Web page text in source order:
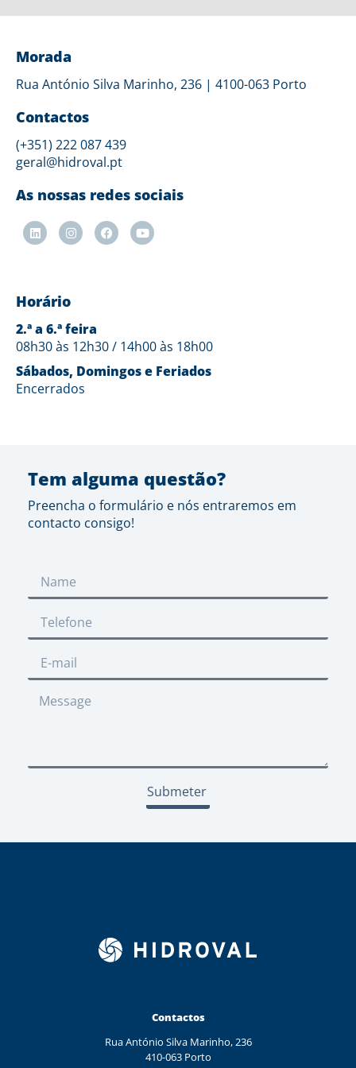
Morada
Rua António Silva Marinho, 236 | 4100-063 Porto
Contactos
(+351) 222 087 439
geral@hidroval.pt
As nossas redes sociais
Horário
2.ª a 6.ª feira
08h30 às 12h30 / 14h00 às 18h00
Sábados, Domingos e Feriados
Encerrados
Tem alguma questão?
Preencha o formulário e nós entraremos em
contacto consigo!
Submeter
Contactos
Rua António Silva Marinho, 236
410-063 Porto